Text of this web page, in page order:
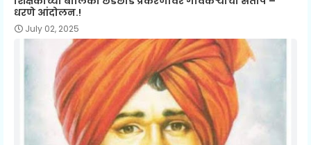
धरणे आंदोलन.!
July 02, 2025